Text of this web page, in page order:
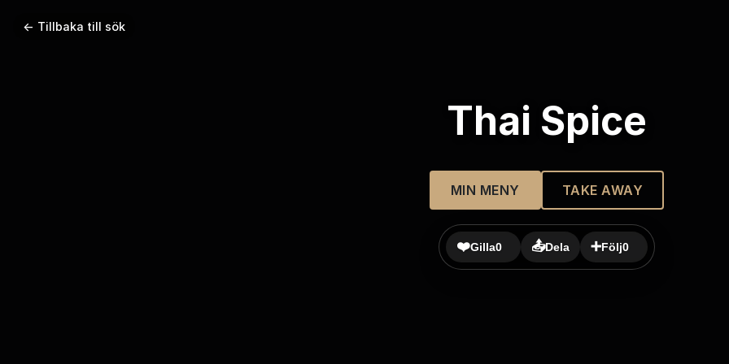
← Tillbaka till sök
Thai Spice
MIN MENY TAKE AWAY
❤️Gilla0 📤Dela ➕Följ0